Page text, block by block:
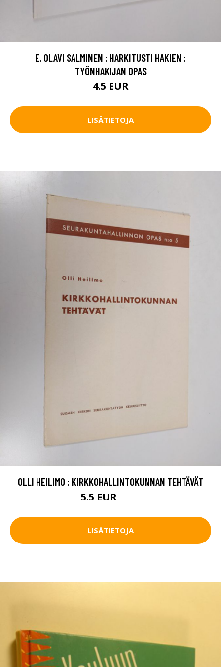
E. OLAVI SALMINEN : HARKITUSTI HAKIEN :
TYÖNHAKIJAN OPAS
4.5 EUR
LISÄTIETOJA
OLLI HEILIMO : KIRKKOHALLINTOKUNNAN TEHTÄVÄT
5.5 EUR
LISÄTIETOJA